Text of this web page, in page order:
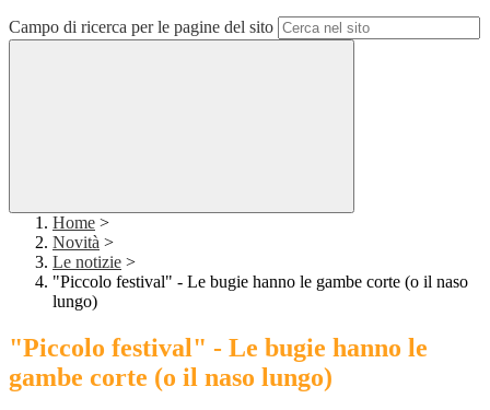
Campo di ricerca per le pagine del sito
Home >
Novità >
Le notizie >
"Piccolo festival" - Le bugie hanno le gambe corte (o il naso
lungo)
"Piccolo festival" - Le bugie hanno le
gambe corte (o il naso lungo)